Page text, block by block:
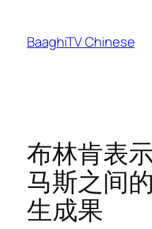
content
BaaghiTV Chinese
布林肯表
马斯之间
生成果